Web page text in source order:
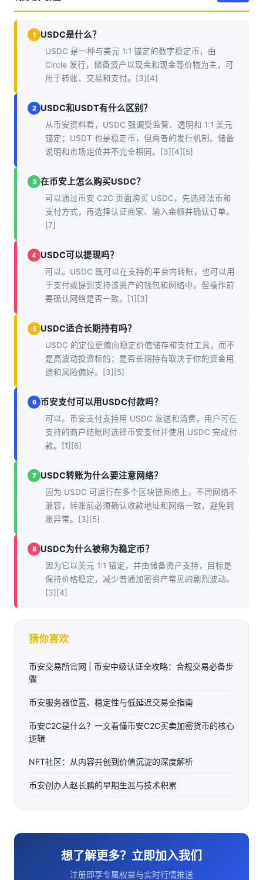
1 USDC是什么？
USDC 是一种与美元 1:1 锚定的数字稳定币，由
Circle 发行，储备资产以现金和现金等价物为主，可
用于转账、交易和支付。[3][4]
2 USDC和USDT有什么区别？
从币安资料看，USDC 强调受监管、透明和 1:1 美元
锚定；USDT 也是稳定币，但两者的发行机制、储备
说明和市场定位并不完全相同。[3][4][5]
3 在币安上怎么购买USDC？
可以通过币安 C2C 页面购买 USDC，先选择法币和
支付方式，再选择认证商家、输入金额并确认订单。
[7]
4 USDC可以提现吗？
可以。USDC 既可以在支持的平台内转账，也可以用
于支付或提到支持该资产的钱包和网络中，但操作前
要确认网络是否一致。[1][3]
5 USDC适合长期持有吗？
USDC 的定位更偏向稳定价值储存和支付工具，而不
是高波动投资标的；是否长期持有取决于你的资金用
途和风险偏好。[3][5]
6 币安支付可以用USDC付款吗？
可以。币安支付支持用 USDC 发送和消费，用户可在
支持的商户结账时选择币安支付并使用 USDC 完成付
款。[1][6]
7 USDC转账为什么要注意网络？
因为 USDC 可运行在多个区块链网络上，不同网络不
兼容，转账前必须确认收款地址和网络一致，避免到
账异常。[3][5]
8 USDC为什么被称为稳定币？
因为它以美元 1:1 锚定，并由储备资产支持，目标是
保持价格稳定，减少普通加密资产常见的剧烈波动。
[3][4]
猜你喜欢
币安交易所官网 | 币安中级认证全攻略：合规交易必备步
骤
币安服务器位置、稳定性与低延迟交易全指南
币安C2C是什么？一文看懂币安C2C买卖加密货币的核心
逻辑
NFT社区：从内容共创到价值沉淀的深度解析
币安创办人赵长鹏的早期生涯与技术积累
想了解更多？立即加入我们
注册即享专属权益与实时行情推送